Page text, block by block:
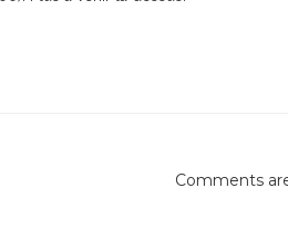
Comments